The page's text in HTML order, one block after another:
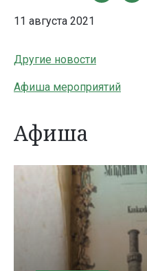
11 августа 2021
Другие новости
Афиша мероприятий
Афиша